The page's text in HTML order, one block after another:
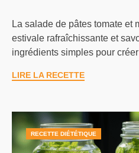
La salade de pâtes tomate et
estivale rafraîchissante et
ingrédients simples pour
LIRE LA RECETTE
RECETTE DIÉTÉTIQUE